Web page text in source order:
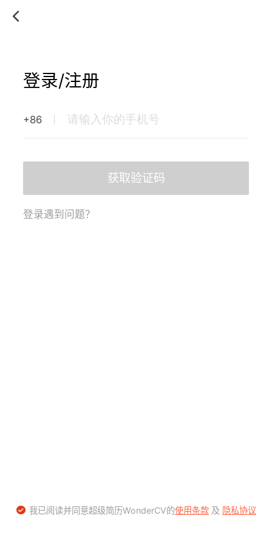
登录/注册
+86
获取验证码
登录遇到问题？
我已阅读并同意超级简历WonderCV的使用条款及 隐私协议